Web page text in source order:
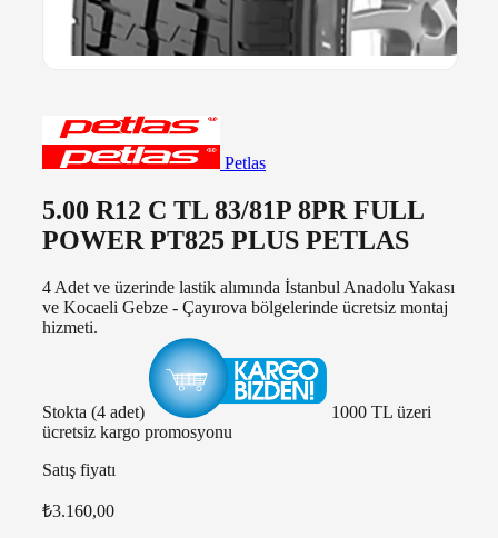
Petlas
5.00 R12 C TL 83/81P 8PR FULL
POWER PT825 PLUS PETLAS
4 Adet ve üzerinde lastik alımında İstanbul Anadolu Yakası
ve Kocaeli Gebze - Çayırova bölgelerinde ücretsiz montaj
hizmeti.
Stokta (4 adet)
1000 TL üzeri
ücretsiz kargo promosyonu
Satış fiyatı
₺3.160,00